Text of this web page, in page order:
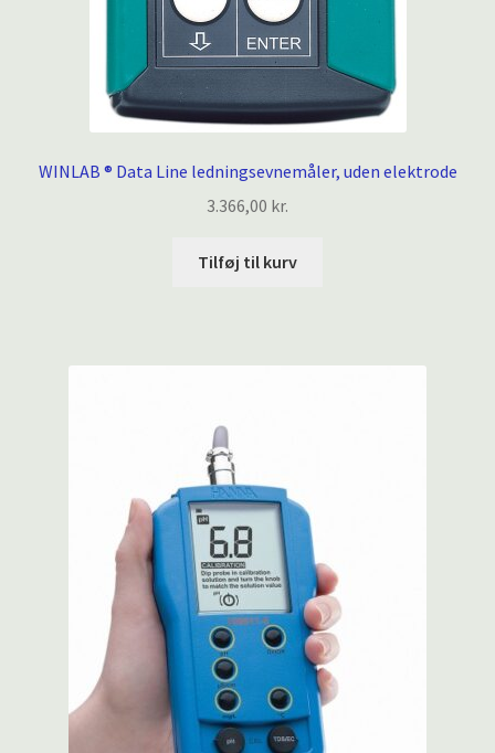
WINLAB ® Data Line ledningsevnemåler, uden elektrode
3.366,00 kr.
Tilføj til kurv